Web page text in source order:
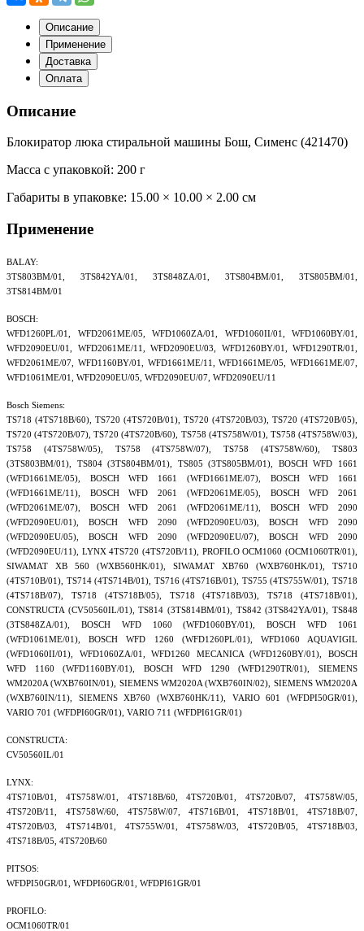
Описание
Применение
Доставка
Оплата
Описание
Блокиратор люка стиральной машины Бош, Сименс (421470)
Масса с упаковкой: 200 г
Габариты в упаковке: 15.00 × 10.00 × 2.00 см
Применение
BALAY:
3TS803BM/01, 3TS842YA/01, 3TS848ZA/01, 3TS804BM/01, 3TS805BM/01,
3TS814BM/01
BOSCH:
WFD1260PL/01, WFD2061ME/05, WFD1060ZA/01, WFD1060II/01, WFD1060BY/01,
WFD2090EU/01, WFD2061ME/11, WFD2090EU/03, WFD1260BY/01, WFD1290TR/01,
WFD2061ME/07, WFD1160BY/01, WFD1661ME/11, WFD1661ME/05, WFD1661ME/07,
WFD1061ME/01, WFD2090EU/05, WFD2090EU/07, WFD2090EU/11
Bosch Siemens:
TS718 (4TS718B/60), TS720 (4TS720B/01), TS720 (4TS720B/03), TS720 (4TS720B/05),
TS720 (4TS720B/07), TS720 (4TS720B/60), TS758 (4TS758W/01), TS758 (4TS758W/03),
TS758 (4TS758W/05), TS758 (4TS758W/07), TS758 (4TS758W/60), TS803
(3TS803BM/01), TS804 (3TS804BM/01), TS805 (3TS805BM/01), BOSCH WFD 1661
(WFD1661ME/05), BOSCH WFD 1661 (WFD1661ME/07), BOSCH WFD 1661
(WFD1661ME/11), BOSCH WFD 2061 (WFD2061ME/05), BOSCH WFD 2061
(WFD2061ME/07), BOSCH WFD 2061 (WFD2061ME/11), BOSCH WFD 2090
(WFD2090EU/01), BOSCH WFD 2090 (WFD2090EU/03), BOSCH WFD 2090
(WFD2090EU/05), BOSCH WFD 2090 (WFD2090EU/07), BOSCH WFD 2090
(WFD2090EU/11), LYNX 4TS720 (4TS720B/11), PROFILO OCM1060 (OCM1060TR/01),
SIWAMAT XB 560 (WXB560HK/01), SIWAMAT XB760 (WXB760HK/01), TS710
(4TS710B/01), TS714 (4TS714B/01), TS716 (4TS716B/01), TS755 (4TS755W/01), TS718
(4TS718B/07), TS718 (4TS718B/05), TS718 (4TS718B/03), TS718 (4TS718B/01),
CONSTRUCTA (CV50560IL/01), TS814 (3TS814BM/01), TS842 (3TS842YA/01), TS848
(3TS848ZA/01), BOSCH WFD 1060 (WFD1060BY/01), BOSCH WFD 1061
(WFD1061ME/01), BOSCH WFD 1260 (WFD1260PL/01), WFD1060 AQUAVIGIL
(WFD1060II/01), WFD1060ZA/01, WFD1260 MECANICA (WFD1260BY/01), BOSCH
WFD 1160 (WFD1160BY/01), BOSCH WFD 1290 (WFD1290TR/01), SIEMENS
WM2020A (WXB760IN/01), SIEMENS WM2020A (WXB760IN/02), SIEMENS WM2020A
(WXB760IN/11), SIEMENS XB760 (WXB760HK/11), VARIO 601 (WFDPI50GR/01),
VARIO 701 (WFDPI60GR/01), VARIO 711 (WFDPI61GR/01)
CONSTRUCTA:
CV50560IL/01
LYNX:
4TS710B/01, 4TS758W/01, 4TS718B/60, 4TS720B/01, 4TS720B/07, 4TS758W/05,
4TS720B/11, 4TS758W/60, 4TS758W/07, 4TS716B/01, 4TS718B/01, 4TS718B/07,
4TS720B/03, 4TS714B/01, 4TS755W/01, 4TS758W/03, 4TS720B/05, 4TS718B/03,
4TS718B/05, 4TS720B/60
PITSOS:
WFDPI50GR/01, WFDPI60GR/01, WFDPI61GR/01
PROFILO:
OCM1060TR/01